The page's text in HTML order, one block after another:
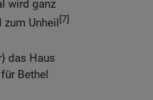
wird ganz
Unheil [7]
das Haus
Bethel